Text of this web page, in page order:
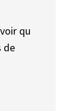
qu
de